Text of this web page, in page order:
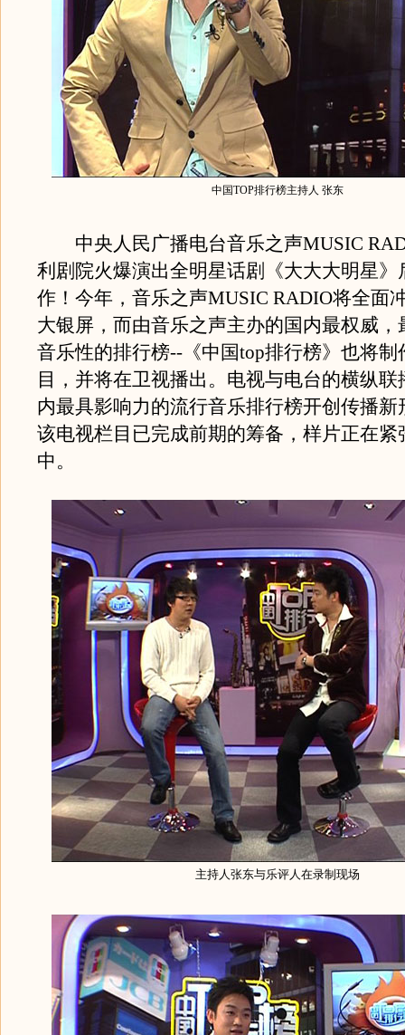
中国TOP排行榜主持人 张东
中央人民广播电台音乐之声MUSIC
利剧院火爆演出全明星话剧《大大大明星》
作！今年，音乐之声MUSIC RADIO将全面
大银屏，而由音乐之声主办的国内最权威，
音乐性的排行榜--《中国top排行榜》也将制
目，并将在卫视播出。电视与电台的横纵联
内最具影响力的流行音乐排行榜开创传播新
该电视栏目已完成前期的筹备，样片正在紧
中。
主持人张东与乐评人在录制现场